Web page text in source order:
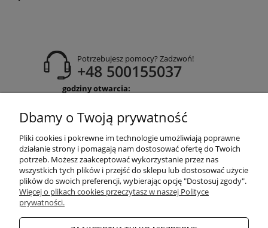
Potrzebujesz pomocy? Zadzwoń!
+48 500155037
godziny otwarcia:
obuwiehigo@gmail.com
WARUNKI ZAKUPÓW
MOJE KONTO
Dbamy o Twoją prywatność
Pliki cookies i pokrewne im technologie umożliwiają poprawne
działanie strony i pomagają nam dostosować ofertę do Twoich
potrzeb. Możesz zaakceptować wykorzystanie przez nas
wszystkich tych plików i przejść do sklepu lub dostosować użycie
plików do swoich preferencji, wybierając opcję "Dostosuj zgody".
Więcej o plikach cookies przeczytasz w naszej Polityce
prywatności.